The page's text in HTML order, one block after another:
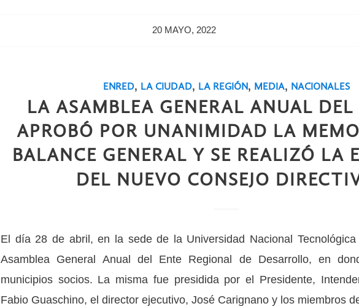
20 MAYO, 2022
ENRED, LA CIUDAD, LA REGIÓN, MEDIA, NACIONALES
LA ASAMBLEA GENERAL ANUAL DEL
APROBÓ POR UNANIMIDAD LA
BALANCE GENERAL Y SE REALIZÓ LA
DEL NUEVO CONSEJO
El día 28 de abril, en la sede de la Universidad Nacional
Asamblea General Anual del Ente Regional de Desarrollo, en
municipios socios. La misma fue presidida por el Presidente,
Fabio Guaschino, el director ejecutivo, José Carignano y los miembros